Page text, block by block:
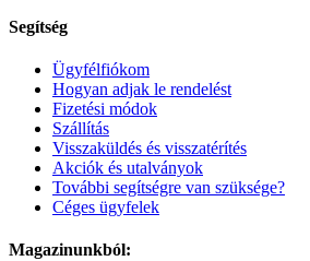
Segítség
Ügyfélfiókom
Hogyan adjak le rendelést
Fizetési módok
Szállítás
Visszaküldés és visszatérítés
Akciók és utalványok
További segítségre van szüksége?
Céges ügyfelek
Magazinunkból: